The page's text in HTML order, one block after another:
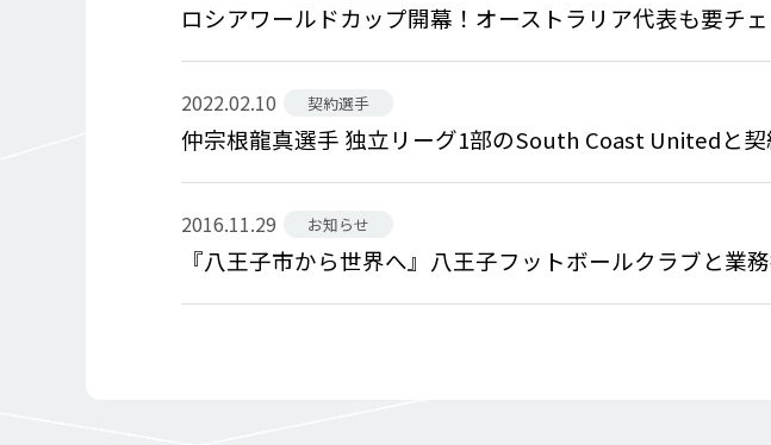
ロシアワールドカップ開幕！オーストラリア代表も要チェ
2022.02.10 契約選手
仲宗根龍真選手 独立リーグ1部のSouth Coast Unitedと契
2016.11.29 お知らせ
『八王子市から世界へ』八王子フットボールクラブと業